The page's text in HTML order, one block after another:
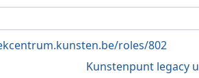
roles/802
Kunstenpunt legacy